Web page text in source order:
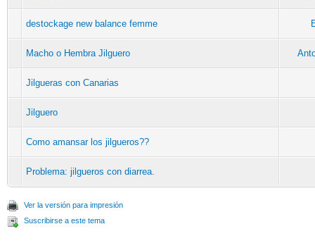
destockage new balance femme
Macho o Hembra Jilguero
Jilgueras con Canarias
Jilguero
Como amansar los jilgueros??
Problema: jilgueros con diarrea.
Ver la versión para impresión
Suscribirse a este tema